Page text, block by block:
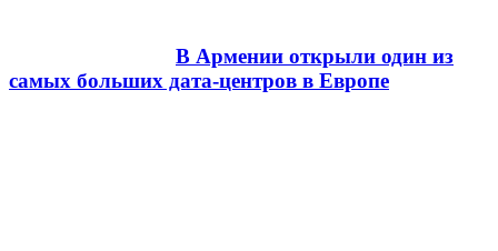
В Армении открыли один из
самых больших дата-центров в Европе